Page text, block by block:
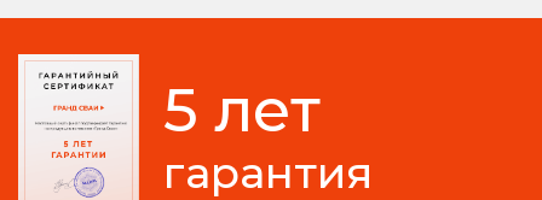
5 лет
гарантия